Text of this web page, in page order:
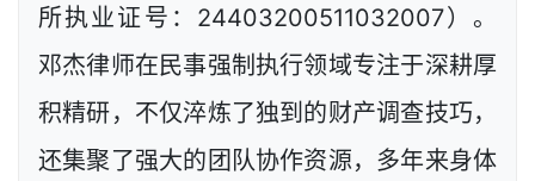
所执业证号：24403200511032007）。
邓杰律师在民事强制执行领域专注于深耕厚
积精研，不仅淬炼了独到的财产调查技巧，
还集聚了强大的团队协作资源，多年来身体